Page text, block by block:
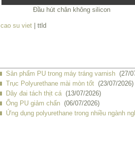
Đầu hút chân không silicon
cao su viet | ttld
Sản phẩm PU trong máy tráng varnish (27/
Trục Polyurethane mài mòn tốt (23/07/2026)
Dây đai tách thịt cá (13/07/2026)
Ống PU giảm chấn (06/07/2026)
Ứng dụng polyurethane trong nhiều ngành